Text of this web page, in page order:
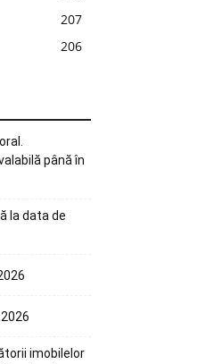
207
206
până în
la data de
imobilelor